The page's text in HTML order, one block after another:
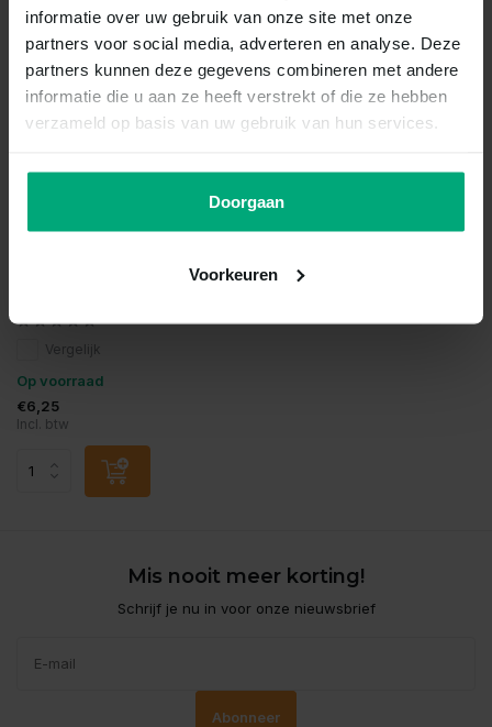
informatie over uw gebruik van onze site met onze
partners voor social media, adverteren en analyse. Deze
partners kunnen deze gegevens combineren met andere
informatie die u aan ze heeft verstrekt of die ze hebben
verzameld op basis van uw gebruik van hun services.
Doorgaan
Voorkeuren
Albatros fishing luggage
Vergelijk
Op voorraad
€6,25
Incl. btw
Mis nooit meer korting!
Schrijf je nu in voor onze nieuwsbrief
Abonneer